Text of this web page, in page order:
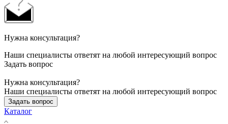
Нужна консультация?
Наши специалисты ответят на любой интересующий вопрос
Задать вопрос
Нужна консультация?
Наши специалисты ответят на любой интересующий вопрос
Задать вопрос
Каталог